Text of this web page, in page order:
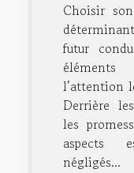
Choisir
futur
l’attention
Derrière
les
aspects
négligés...